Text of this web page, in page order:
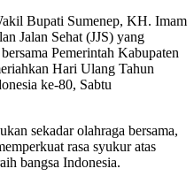
Bupati Sumenep, KH. Imam
Jalan Sehat (JJS) yang
Pemerintah Kabupaten
Hari Ulang Tahun
ke-80, Sabtu
sekadar olahraga bersama,
rasa syukur atas
bangsa Indonesia.